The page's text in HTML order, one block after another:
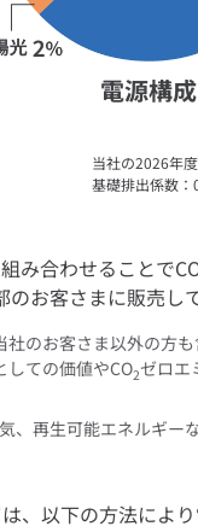
電源構成
当社の2026年
基礎排出係数
み合わせることで
お客さまに販売
のお客さま以外の方
ての価値やCO2ゼロエ
、再生可能エネルギー
、以下の方法によ